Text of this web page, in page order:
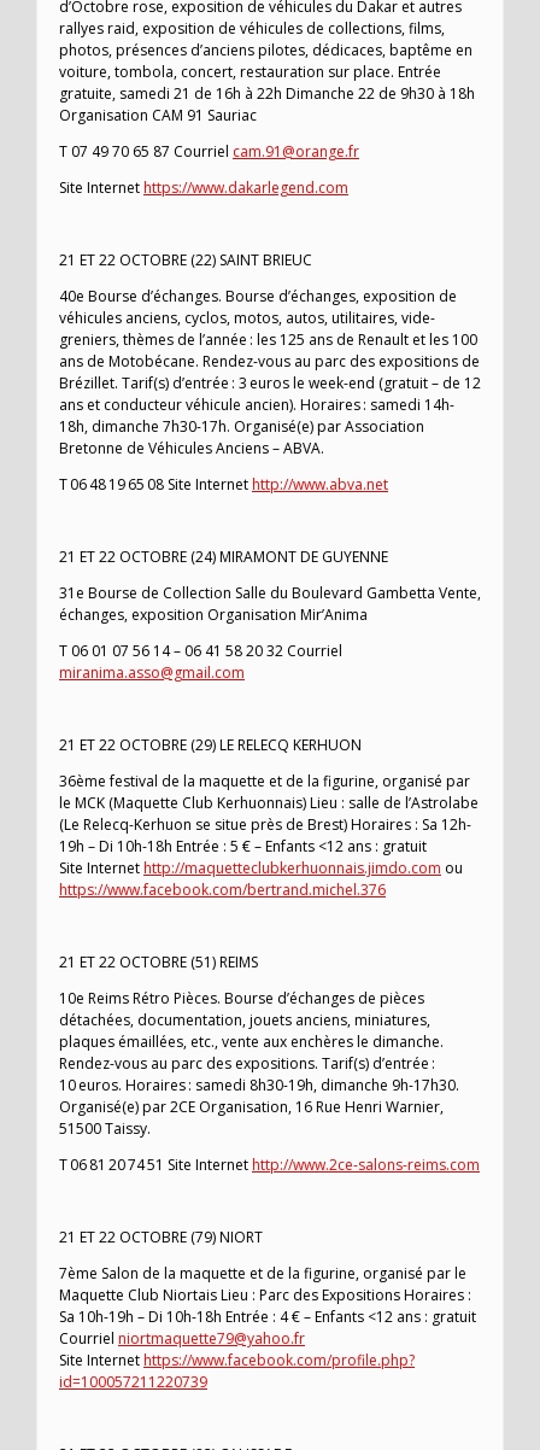
d’Octobre rose, exposition de véhicules du Dakar et autres
rallyes raid, exposition de véhicules de collections, films,
photos, présences d’anciens pilotes, dédicaces, baptême en
voiture, tombola, concert, restauration sur place. Entrée
gratuite, samedi 21 de 16h à 22h Dimanche 22 de 9h30 à 18h
Organisation CAM 91 Sauriac
T 07 49 70 65 87 Courriel cam.91@orange.fr
Site Internethttps://www.dakarlegend.com
21 ET 22 OCTOBRE (22) SAINT BRIEUC
40e Bourse d’échanges. Bourse d’échanges, exposition de
véhicules anciens, cyclos, motos, autos, utilitaires, vide-
greniers, thèmes de l’année : les 125 ans de Renault et les 100
ans de Motobécane. Rendez-vous au parc des expositions de
Brézillet. Tarif(s) d’entrée : 3 euros le week-end (gratuit – de 12
ans et conducteur véhicule ancien). Horaires : samedi 14h-
18h, dimanche 7h30-17h. Organisé(e) par Association
Bretonne de Véhicules Anciens – ABVA.
T 06 48 19 65 08 Site Internethttp://www.abva.net
21 ET 22 OCTOBRE (24) MIRAMONT DE GUYENNE
31e Bourse de Collection Salle du Boulevard Gambetta Vente,
échanges, exposition Organisation Mir’Anima
T 06 01 07 56 14 – 06 41 58 20 32 Courriel
miranima.asso@gmail.com
21 ET 22 OCTOBRE (29) LE RELECQ KERHUON
36ème festival de la maquette et de la figurine, organisé par
le MCK (Maquette Club Kerhuonnais) Lieu : salle de l’Astrolabe
(Le Relecq-Kerhuon se situe près de Brest) Horaires : Sa 12h-
19h – Di 10h-18h Entrée : 5 € – Enfants <12 ans : gratuit
Site Internethttp://maquetteclubkerhuonnais.jimdo.com ou
https://www.facebook.com/bertrand.michel.376
21 ET 22 OCTOBRE (51) REIMS
10e Reims Rétro Pièces. Bourse d’échanges de pièces
détachées, documentation, jouets anciens, miniatures,
plaques émaillées, etc., vente aux enchères le dimanche.
Rendez-vous au parc des expositions. Tarif(s) d’entrée :
10 euros. Horaires : samedi 8h30-19h, dimanche 9h-17h30.
Organisé(e) par 2CE Organisation, 16 Rue Henri Warnier,
51500 Taissy.
T 06 81 20 74 51 Site Internethttp://www.2ce-salons-reims.com
21 ET 22 OCTOBRE (79) NIORT
7ème Salon de la maquette et de la figurine, organisé par le
Maquette Club Niortais Lieu : Parc des Expositions Horaires :
Sa 10h-19h – Di 10h-18h Entrée : 4 € – Enfants <12 ans : gratuit
Courriel niortmaquette79@yahoo.fr
Site Internethttps://www.facebook.com/profile.php?
id=100057211220739